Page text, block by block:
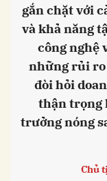
gắn chặt với
và khả năng
công nghệ
những rủi ro
đòi hỏi
thận trọng
trưởng nóng
Chủ